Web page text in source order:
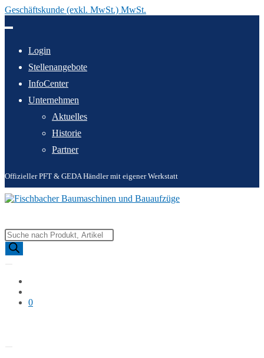
Geschäftskunde (exkl. MwSt.) MwSt.
Inhalt
Login
Stellenangebote
InfoCenter
Unternehmen
Aktuelles
Historie
Partner
Offizieller PFT & GEDA Händler mit eigener Werkstatt
Products
search
0